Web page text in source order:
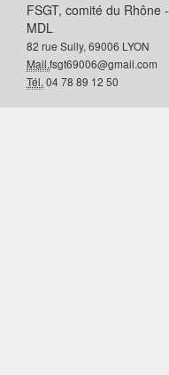
FSGT, comité du Rhône -
MDL
82 rue Sully, 69006 LYON
Mail.fsgt69006@gmail.com
Tél. 04 78 89 12 50